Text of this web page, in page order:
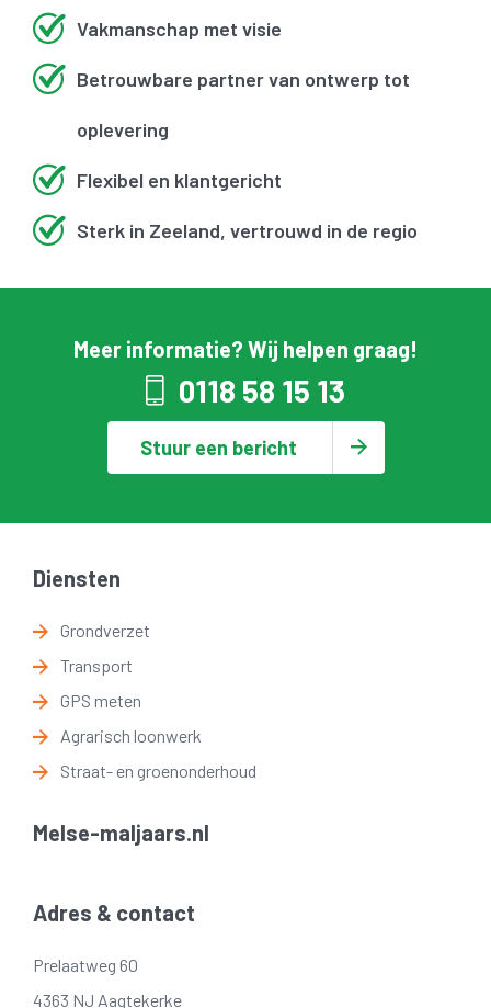
Vakmanschap met visie
Betrouwbare partner van ontwerp tot
oplevering
Flexibel en klantgericht
Sterk in Zeeland, vertrouwd in de regio
Meer informatie? Wij helpen graag!
0118 58 15 13
Stuur een bericht
Diensten
Grondverzet
Transport
GPS meten
Agrarisch loonwerk
Straat- en groenonderhoud
Melse-maljaars.nl
Adres & contact
Prelaatweg 60
4363 NJ Aagtekerke